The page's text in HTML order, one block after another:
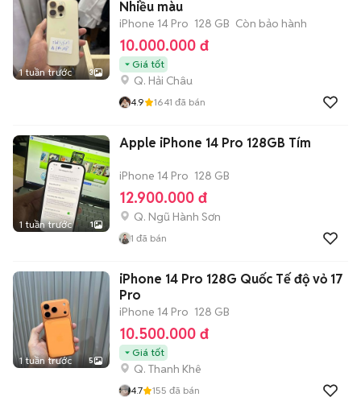
1 tuần trước 3
Nhiều màu
iPhone 14 Pro 128 GB Còn bảo hành
10.000.000 đ
Giá tốt
Q. Hải Châu
4.9 1641 đã bán
1 tuần trước 1
Apple iPhone 14 Pro 128GB Tím
iPhone 14 Pro 128 GB
12.900.000 đ
Q. Ngũ Hành Sơn
1 đã bán
1 tuần trước 5
iPhone 14 Pro 128G Quốc Tế độ vỏ 17
Pro
iPhone 14 Pro 128 GB
10.500.000 đ
Giá tốt
Q. Thanh Khê
4.7 155 đã bán